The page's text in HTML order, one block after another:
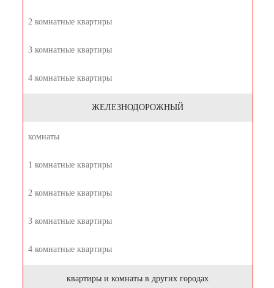
2 комнатные квартиры
3 комнатные квартиры
4 комнатные квартиры
ЖЕЛЕЗНОДОРОЖНЫЙ
комнаты
1 комнатные квартиры
2 комнатные квартиры
3 комнатные квартиры
4 комнатные квартиры
квартиры и комнаты в других городах